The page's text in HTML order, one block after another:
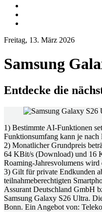
Freitag, 13. März 2026
Samsung
Entdecke die
1) Bestimmte AI-Funktionen
Funktionsumfang kann je nach
2) Monatlicher Grundpreis
64 KBit/s (Download) und 16
Roaming-Jahresvolumens
3) Gilt für private Endkunden
teilnahmeberechtigten
Assurant Deutschland GmbH
Samsung Galaxy S26 Ultra.
Bonn. Ein Angebot von: